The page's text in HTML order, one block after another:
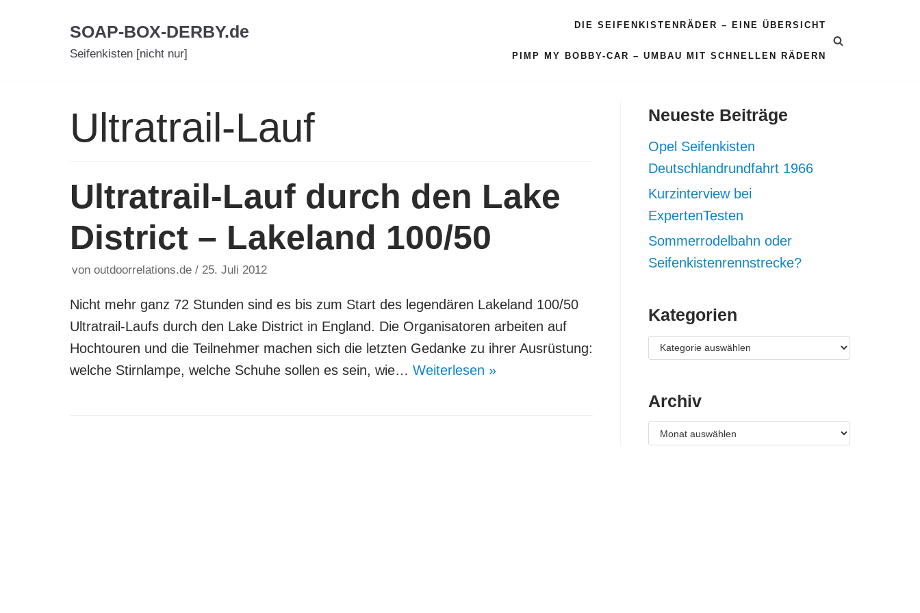
SOAP-BOX-DERBY.de
Seifenkisten [nicht nur]
DIE SEIFENKISTENRÄDER – EINE ÜBERSICHT
PIMP MY BOBBY-CAR – UMBAU MIT SCHNELLEN RÄDERN
Ultratrail-Lauf
Ultratrail-Lauf durch den Lake
District – Lakeland 100/50
von outdoorrelations.de 25. Juli 2012
Nicht mehr ganz 72 Stunden sind es bis zum Start des legendären Lakeland 100/50
Ultratrail-Laufs durch den Lake District in England. Die Organisatoren arbeiten auf
Hochtouren und die Teilnehmer machen sich die letzten Gedanke zu ihrer Ausrüstung:
welche Stirnlampe, welche Schuhe sollen es sein, wie… Weiterlesen »
Neueste Beiträge
Opel Seifenkisten
Deutschlandrundfahrt 1966
Kurzinterview bei
ExpertenTesten
Sommerrodelbahn oder
Seifenkistenrennstrecke?
Kategorien
Archiv